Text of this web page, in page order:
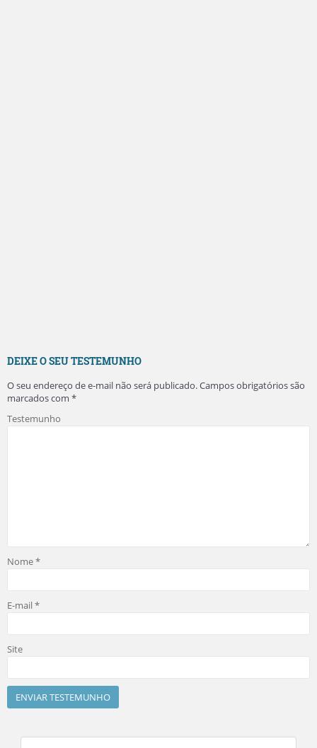
DEIXE O SEU TESTEMUNHO
O seu endereço de e-mail não será publicado.Campos obrigatórios são
marcados com *
Testemunho
Nome*
E-mail*
Site